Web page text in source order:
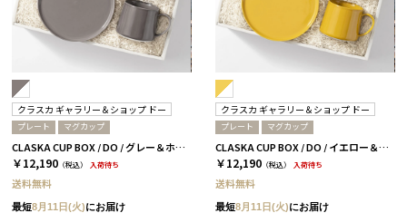
クラスカ ギャラリー＆ショップ ドー
プレート マグカップ
CLASKA CUP BOX / DO / グレー＆ホワイト［クラスカ ギャラリー＆ショップ ドー］
￥12,190 （税込） 入荷待ち
送料無料
最短8月11日(火)にお届け
クラスカ ギャラリー＆ショップ ドー
プレート マグカップ
CLASKA CUP BOX / DO / イエロー＆ホワイト［クラスカ ギャラリー＆ショップ ドー］
￥12,190 （税込） 入荷待ち
送料無料
最短8月11日(火)にお届け